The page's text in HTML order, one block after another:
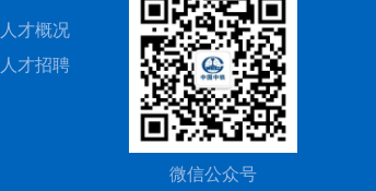
人才概况
人才招聘
微信公众号